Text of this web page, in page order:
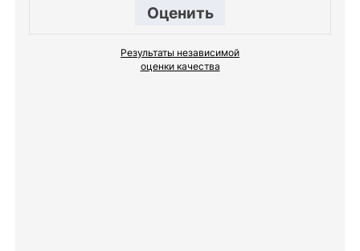
Оценить
Результаты независимой
оценки качества